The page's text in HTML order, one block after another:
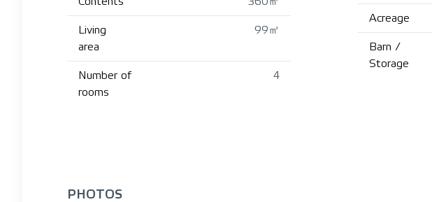
Living
area
99㎡
Number of
rooms
4
Acreage
Barn /
Storage
PHOTOS